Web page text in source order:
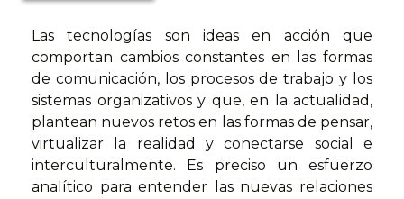
Las tecnologías son ideas en acción que
comportan cambios constantes en las formas
de comunicación, los procesos de trabajo y los
sistemas organizativos y que, en la actualidad,
plantean nuevos retos en las formas de pensar,
virtualizar la realidad y conectarse social e
interculturalmente. Es preciso un esfuerzo
analítico para entender las nuevas relaciones